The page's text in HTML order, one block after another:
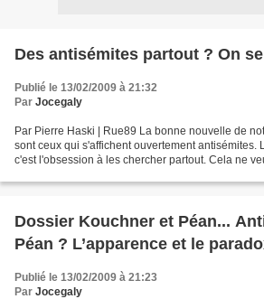
Des antisémites partout ? On
Publié le 13/02/2009 à 21:32
Par Jocegaly
Par Pierre Haski | Rue89 La bonne nouvelle de
sont ceux qui s'affichent ouvertement antisémites.
c'est l'obsession à les chercher partout. Cela ne
Dossier Kouchner et Péan...
Péan ? L’apparence et le
Publié le 13/02/2009 à 21:23
Par Jocegaly